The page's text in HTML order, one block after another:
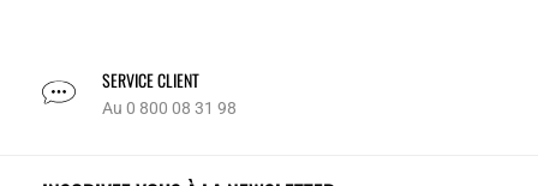
SERVICE CLIENT
Au 0 800 08 31 98